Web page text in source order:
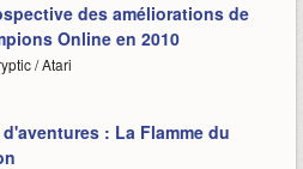
des améliorations de
Online en 2010
/ Atari
d'aventures : La Flamme du